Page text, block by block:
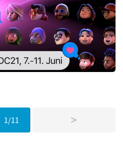
1/11 >